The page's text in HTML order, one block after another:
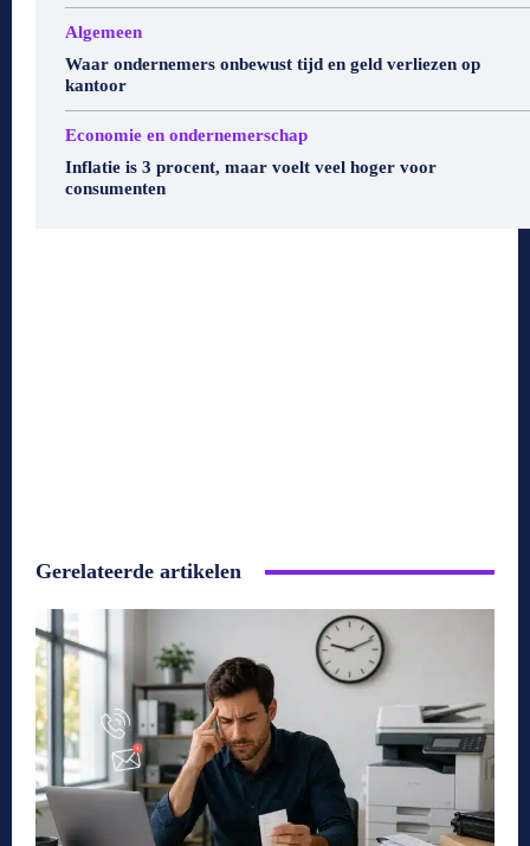
Algemeen
Waar ondernemers onbewust tijd en geld verliezen op
kantoor
Economie en ondernemerschap
Inflatie is 3 procent, maar voelt veel hoger voor
consumenten
Gerelateerde artikelen